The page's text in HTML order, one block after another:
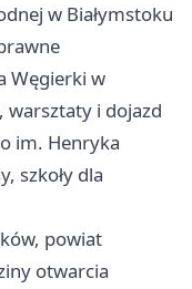
w Białymstoku
Węgierki w
warsztaty i dojazd
im. Henryka
szkoły dla
powiat
otwarcia